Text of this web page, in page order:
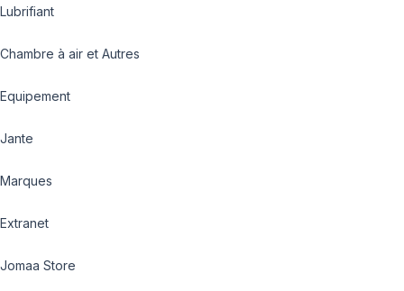
Lubrifiant
Chambre à air et Autres
Equipement
Jante
Marques
Extranet
Jomaa Store